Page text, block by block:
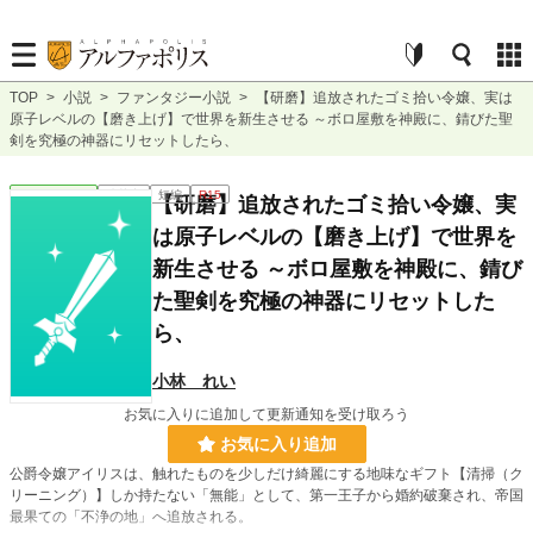
TOP > 小説 > ファンタジー小説 >
【研磨】追放されたゴミ拾い令嬢、実は
原子レベルの【磨き上げ】で世界を新生させる ～ボロ屋敷を神殿に、錆びた聖
剣を究極の神器にリセットしたら、
ファンタジー 連載中 短編 R15
【研磨】追放されたゴミ拾い令嬢、実
は原子レベルの【磨き上げ】で世界を
新生させる ～ボロ屋敷を神殿に、錆び
た聖剣を究極の神器にリセットした
ら、
小林 れい
お気に入りに追加して更新通知を受け取ろう
お気に入り追加
公爵令嬢アイリスは、触れたものを少しだけ綺麗にする地味なギフト【清掃（ク
リーニング）】しか持たない「無能」として、第一王子から婚約破棄され、帝国
最果ての「不浄の地」へ追放される。